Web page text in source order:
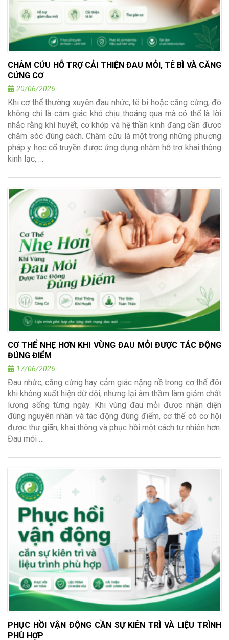
CHÂM CỨU HỖ TRỢ CẢI THIỆN ĐAU MỎI, TÊ BÌ VÀ CĂNG
CỨNG CƠ
20/06/2026
Khi cơ thể thường xuyên đau nhức, tê bì hoặc căng cứng, đó
không chỉ là cảm giác khó chịu thoáng qua mà có thể là lời
nhắc rằng khí huyết, cơ khớp và hệ thần kinh đang cần được
chăm sóc đúng cách. Châm cứu là một trong những phương
pháp y học cổ truyền được ứng dụng nhằm hỗ trợ khai thông
kinh lạc, …
CƠ THỂ NHẸ HƠN KHI VÙNG ĐAU MỎI ĐƯỢC TÁC ĐỘNG
ĐÚNG ĐIỂM
17/06/2026
Đau nhức, căng cứng hay cảm giác nặng nề trong cơ thể đôi
khi không xuất hiện dữ dội, nhưng lại âm thầm làm giảm chất
lượng sống từng ngày. Khi vùng đau mỏi được nhận diện
đúng nguyên nhân và tác động đúng điểm, cơ thể có cơ hội
được thư giãn, khai thông và phục hồi một cách tự nhiên hơn.
Đau mỏi …
PHỤC HỒI VẬN ĐỘNG CẦN SỰ KIÊN TRÌ VÀ LIỆU TRÌNH
PHÙ HỢP